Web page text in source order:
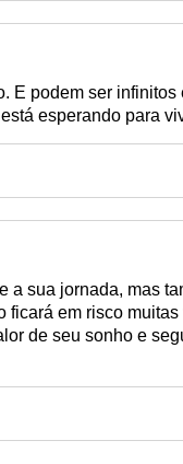
E podem ser infinitos
esperando para
a sua jornada, mas
ficará em risco
de seu sonho e